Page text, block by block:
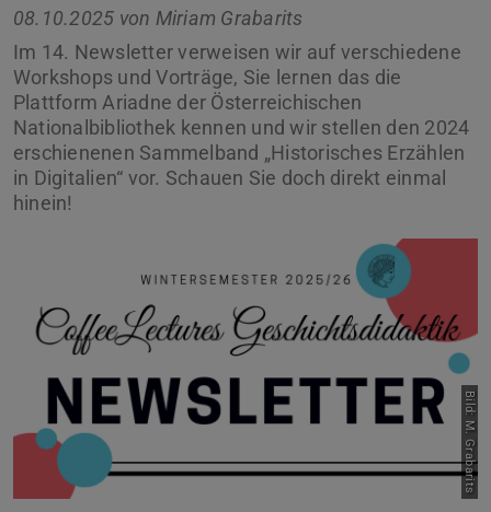
08.10.2025 von Miriam Grabarits
Im 14. Newsletter verweisen wir auf verschiedene
Workshops und Vorträge, Sie lernen das die
Plattform Ariadne der Österreichischen
Nationalbibliothek kennen und wir stellen den 2024
erschienenen Sammelband „Historisches Erzählen
in Digitalien“ vor. Schauen Sie doch direkt einmal
hinein!
Bild: M. Grabarits